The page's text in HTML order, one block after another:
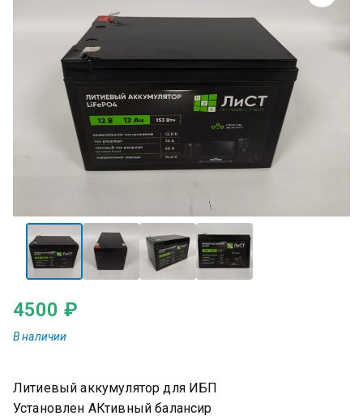
4500 ₽
Литиевый аккумулятор для ИБП
Установлен АКтивный балансир